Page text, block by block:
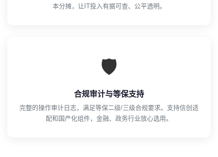
本分摊，让IT投入有据可查、公平透明。
🛡️
合规审计与等保支持
完整的操作审计日志，满足等保二级/三级合规要求。支持信创适
配和国产化组件，金融、政务行业放心选用。